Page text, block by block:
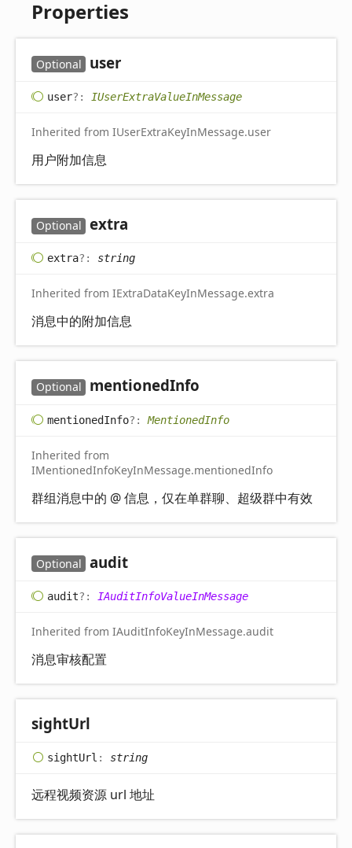
Properties
Optional user
user?: IUserExtraValueInMessage
Inherited from IUserExtraKeyInMessage.user
用户附加信息
Optional extra
extra?: string
Inherited from IExtraDataKeyInMessage.extra
消息中的附加信息
Optional mentionedInfo
mentionedInfo?: MentionedInfo
Inherited from
IMentionedInfoKeyInMessage.mentionedInfo
群组消息中的 @ 信息，仅在单群聊、超级群中有效
Optional audit
audit?: IAuditInfoValueInMessage
Inherited from IAuditInfoKeyInMessage.audit
消息审核配置
sightUrl
sightUrl : string
远程视频资源 url 地址